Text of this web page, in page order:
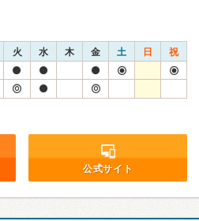
火 水 木 金 土 日 祝
公式サイト